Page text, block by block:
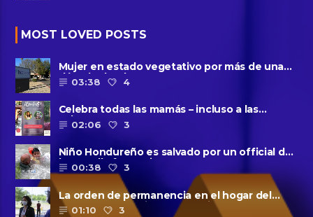
MOST LOVED POSTS
Mujer en estado vegetativo por más de una
década da a luz en un ......
03:38 4
Celebra todas las mamás – incluso a las
solteras – con ......
02:06 3
Niño Hondureño es salvado por un official de
la patrulla fronteriza
00:38 3
La orden de permanencia en el hogar del
condado de Harris se extendió......
01:10 3